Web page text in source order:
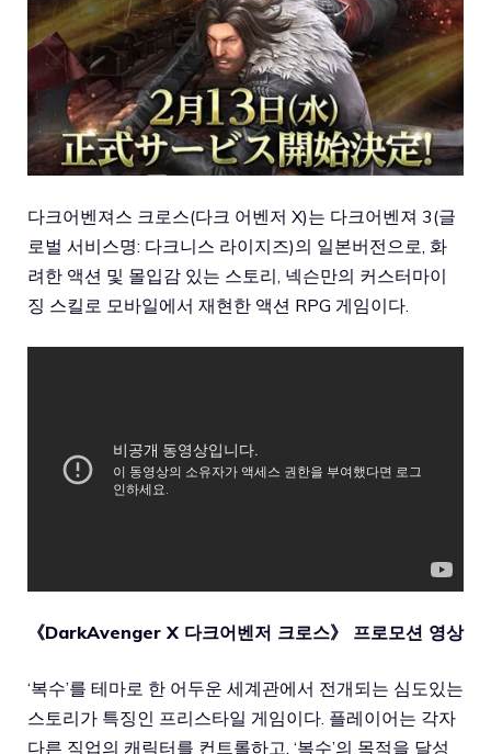
다크어벤져스 크로스(다크 어벤저 X)는 다크어벤져 3(글
로벌 서비스명: 다크니스 라이지즈)의 일본버전으로 화
려한 액션 및 몰입감 있는 스토리 넥슨만의 커스터마이
징 스킬로 모바일에서 재현한 액션 RPG 게임이다
《DarkAvenger X 다크어벤저 크로스》 프로모션 영상
‘복수’를 테마로 한 어두운 세계관에서 전개되는 심도있는
스토리가 특징인 프리스타일 게임이다 플레이어는 각자
다른 직업의 캐릭터를 컨트롤하고 , ‘복수’의 목적을 달성